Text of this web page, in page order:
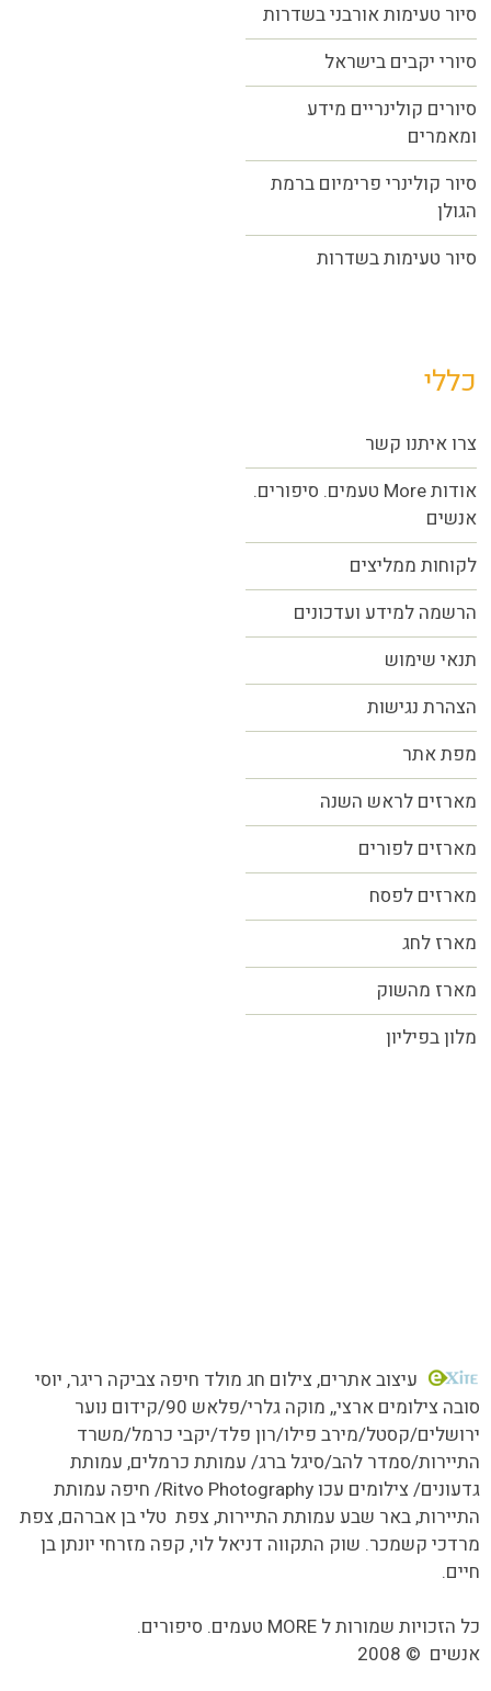
סיור טעימות אורבני בשדרות
סיורי יקבים בישראל
סיורים קולינריים מידע
ומאמרים
סיור קולינרי פרימיום ברמת
הגולן
סיור טעימות בשדרות
כללי
צרו איתנו קשר
אודות More טעמים. סיפורים.
אנשים
לקוחות ממליצים
הרשמה למידע ועדכונים
תנאי שימוש
הצהרת נגישות
מפת אתר
מארזים לראש השנה
מארזים לפורים
מארזים לפסח
מארז לחג
מארז מהשוק
מלון בפיליון
עיצוב אתרים, צילום חג מולד חיפה צביקה ריגר, יוסי
סובה צילומים ארצי,, מוקה גלרי/
פלאש 90/קידום נוער
ירושלים/קסטל/מירב פילו/רון פלד/יקבי כרמל/משרד
התיירות/סמדר להב/סיגל ברג/ עמותת כרמלים, עמותת
גדעונים/ צילומים עכו Ritvo Photography/ חיפה עמותת
התיירות, באר שבע עמותת התיירות, צפת טלי בן אברהם, צפת
מרדכי קשמכר. שוק התקווה דניאל לוי, קפה מזרחי יונתן בן
חיים.
כל הזכויות שמורות ל MORE טעמים. סיפורים.
אנשים ©
2008